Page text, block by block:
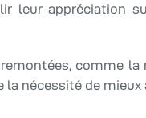
leur
comme
nécessité de